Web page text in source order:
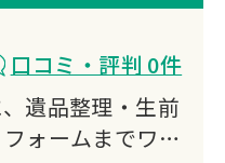
口コミ・評判 0件
遺品整理・生前
ォームまでワン